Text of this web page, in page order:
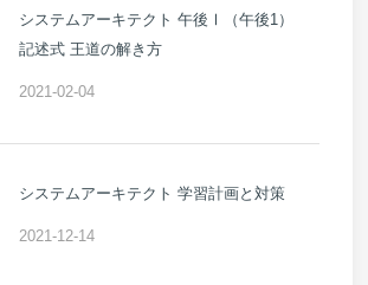
システムアーキテクト 午後Ⅰ（午後1）
記述式 王道の解き方
2021-02-04
システムアーキテクト 学習計画と対策
2021-12-14